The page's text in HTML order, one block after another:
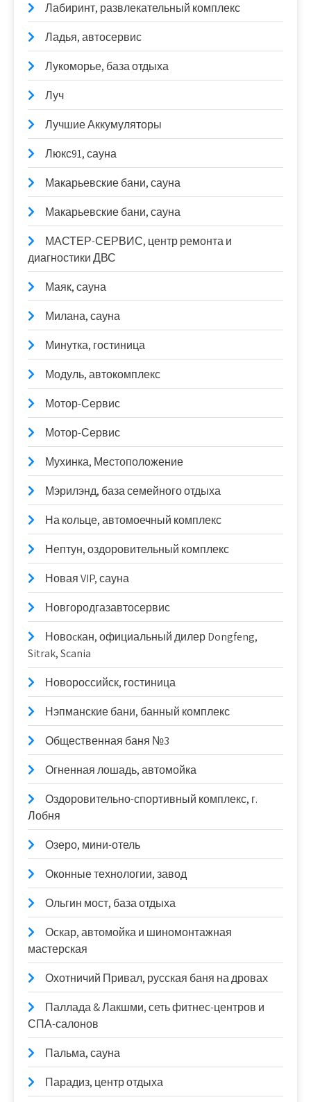
Лабиринт, развлекательный комплекс
Ладья, автосервис
Лукоморье, база отдыха
Луч
Лучшие Аккумуляторы
Люкс91, сауна
Макарьевские бани, сауна
Макарьевские бани, сауна
МАСТЕР-СЕРВИС, центр ремонта и
диагностики ДВС
Маяк, сауна
Милана, сауна
Минутка, гостиница
Модуль, автокомплекс
Мотор-Сервис
Мотор-Сервис
Мухинка, Местоположение
Мэрилэнд, база семейного отдыха
На кольце, автомоечный комплекс
Нептун, оздоровительный комплекс
Новая VIP, сауна
Новгородгазавтосервис
Новоcкан, официальный дилер Dongfeng,
Sitrak, Scania
Новороссийск, гостиница
Нэпманские бани, банный комплекс
Общественная баня №3
Огненная лошадь, автомойка
Оздоровительно-спортивный комплекс, г.
Лобня
Озеро, мини-отель
Оконные технологии, завод
Ольгин мост, база отдыха
Оскар, автомойка и шиномонтажная
мастерская
Охотничий Привал, русская баня на дровах
Паллада & Лакшми, сеть фитнес-центров и
СПА-салонов
Пальма, сауна
Парадиз, центр отдыха